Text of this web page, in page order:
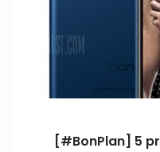
[#BonPlan] 5